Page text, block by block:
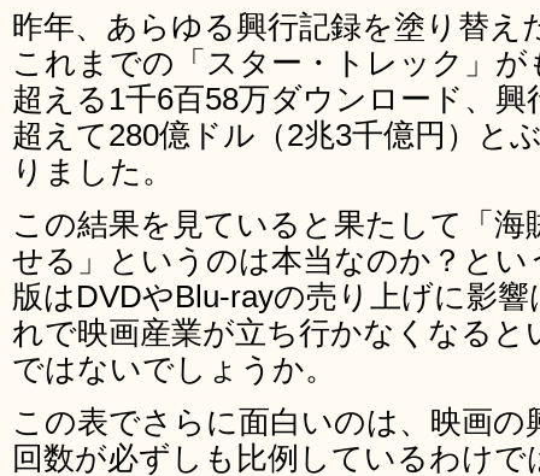
昨年、あらゆる興行記録を塗り替え
これまでの「スター・トレック」
超える1千6百58万ダウンロード、
超えて280億ドル（2兆3千億円）と
りました。
この結果を見ていると果たして「海
せる」というのは本当なのか？と
版はDVDやBlu-rayの売り上げに影
れで映画産業が立ち行かなくなると
ではないでしょうか。
この表でさらに面白いのは、映画
回数が必ずしも比例しているわけ